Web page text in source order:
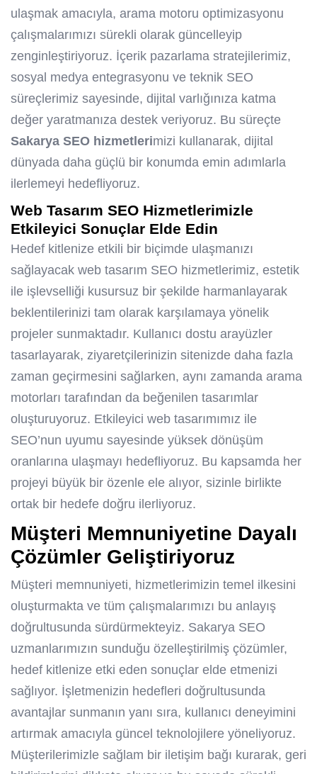
ulaşmak amacıyla, arama motoru optimizasyonu
çalışmalarımızı sürekli olarak güncelleyip
zenginleştiriyoruz. İçerik pazarlama stratejilerimiz,
sosyal medya entegrasyonu ve teknik SEO
süreçlerimiz sayesinde, dijital varlığınıza katma
değer yaratmanıza destek veriyoruz. Bu süreçte
Sakarya SEO hizmetlerimizi kullanarak, dijital
dünyada daha güçlü bir konumda emin adımlarla
ilerlemeyi hedefliyoruz.
Web Tasarım SEO Hizmetlerimizle
Etkileyici Sonuçlar Elde Edin
Hedef kitlenize etkili bir biçimde ulaşmanızı
sağlayacak web tasarım SEO hizmetlerimiz, estetik
ile işlevselliği kusursuz bir şekilde harmanlayarak
beklentilerinizi tam olarak karşılamaya yönelik
projeler sunmaktadır. Kullanıcı dostu arayüzler
tasarlayarak, ziyaretçilerinizin sitenizde daha fazla
zaman geçirmesini sağlarken, aynı zamanda arama
motorları tarafından da beğenilen tasarımlar
oluşturuyoruz. Etkileyici web tasarımımız ile
SEO’nun uyumu sayesinde yüksek dönüşüm
oranlarına ulaşmayı hedefliyoruz. Bu kapsamda her
projeyi büyük bir özenle ele alıyor, sizinle birlikte
ortak bir hedefe doğru ilerliyoruz.
Müşteri Memnuniyetine Dayalı
Çözümler Geliştiriyoruz
Müşteri memnuniyeti, hizmetlerimizin temel ilkesini
oluşturmakta ve tüm çalışmalarımızı bu anlayış
doğrultusunda sürdürmekteyiz. Sakarya SEO
uzmanlarımızın sunduğu özelleştirilmiş çözümler,
hedef kitlenize etki eden sonuçlar elde etmenizi
sağlıyor. İşletmenizin hedefleri doğrultusunda
avantajlar sunmanın yanı sıra, kullanıcı deneyimini
artırmak amacıyla güncel teknolojilere yöneliyoruz.
Müşterilerimizle sağlam bir iletişim bağı kurarak, geri